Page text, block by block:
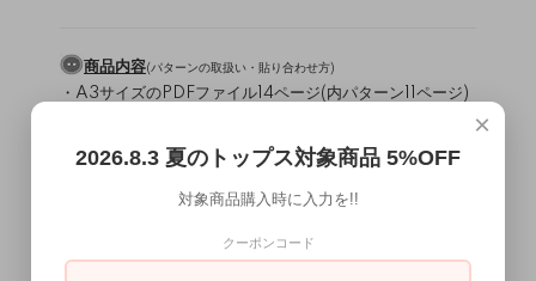
商品内容(パターンの取扱い・貼り合わせ方)
・A3サイズのPDFファイル14ページ(内パターン11ページ)
└作り方テキスト
生地について/副資材について）
×
2026.8.3 夏のトップス対象商品 5%OFF
対象商品購入時に入力を!!
クーポンコード